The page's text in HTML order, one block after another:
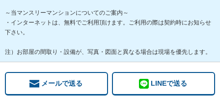
～当マンスリーマンションについてのご案内～
・インターネットは、無料でご利用頂けます。ご利用の際は契約時にお知らせ
下さい。
注）お部屋の間取り・設備が、写真・図面と異なる場合は現場を優先します。
メールで送る LINEで送る